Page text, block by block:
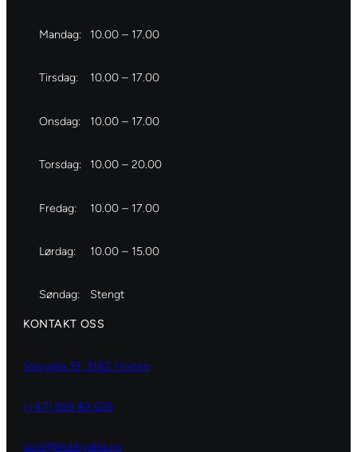
Mandag: 10.00 – 17.00
Tirsdag: 10.00 – 17.00
Onsdag: 10.00 – 17.00
Torsdag: 10.00 – 20.00
Fredag: 10.00 – 17.00
Lørdag: 10.00 – 15.00
Søndag: Stengt
KONTAKT OSS
Storgata 19, 3182 Horten
(+47) 929 82 626
post@hobbydilla.no